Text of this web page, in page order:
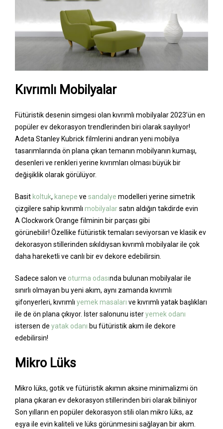
Kıvrımlı Mobilyalar
Fütüristik desenin simgesi olan kıvrımlı mobilyalar 2023’ün en
popüler ev dekorasyon trendlerinden biri olarak sayılıyor!
Adeta Stanley Kubrick filmlerini andıran yeni mobilya
tasarımlarında ön plana çıkan temanın mobilyanın kumaşı,
desenleri ve renkleri yerine kıvrımları olması büyük bir
değişiklik olarak görülüyor.
Basit koltuk, kanepe ve sandalye modelleri yerine simetrik
çizgilere sahip kıvrımlı mobilyalarsatın aldığın takdirde evin
A Clockwork Orange filminin bir parçası gibi
görünebilir! Özellike fütüristik temaları seviyorsan ve klasik ev
dekorasyon stillerinden sıkıldıysan kıvrımlı mobilyalar ile çok
daha hareketli ve canlı bir ev dekore edebilirsin.
Sadece salon ve oturma odasında bulunan mobilyalar ile
sınırlı olmayan bu yeni akım, aynı zamanda kıvrımlı
şifonyerleri, kıvrımlı yemek masaları ve kıvrımlı yatak başlıkları
ile de ön plana çıkıyor. İster salonunu isteryemek odanı
istersen de yatak odanı bu fütüristik akım ile dekore
edebilirsin!
Mikro Lüks
Mikro lüks, gotik ve fütüristik akımın aksine minimalizmi ön
plana çıkaran ev dekorasyon stillerinden biri olarak biliniyor
Son yılların en popüler dekorasyon stili olan mikro lüks, az
eşya ile evin kaliteli ve lüks görünmesini sağlayan bir akım.